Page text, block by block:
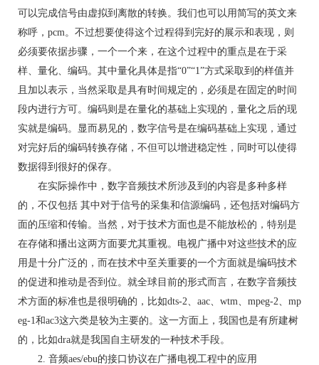
可以完成信号由虚拟到离散的转换。我们也可以用简写的英文来
称呼，pcm。不过想要使得这个过程得到完好的展示和表现，则
必须要依据步骤，一个一个来，在这个过程中的重点是在于采
样、量化、编码。其中量化具体是指“0”“1”方式采取到的样值并
且加以表示，当然采取是具有时间规定的，必须是在固定的时间
段内进行方可。编码则是在量化的基础上实现的，量化之后的现
实就是编码。显而易见的，数字信号是在编码基础上实现，通过
对完好后的编码转换存储，不但可以增进稳定性，同时可以使得
数据得到很好的保存。
在实际操作中，数字音频技术所涉及到的内容是多种多样
的，不仅包括 其中对于信号的采集和信源编码，还包括对编码方
面的压缩和传输。当然，对于技术方面也是不能放松的，特别是
在存储和播出这两方面要尤其重视。电视广播中对这些技术的应
用是十分广泛的，而在技术中至关重要的一个方面就是编码技术
的促进和推动是否到位。就全球目前的形式而言，在数字音频技
术方面的标准也是很明确的，比如dts-2、aac、wtm、mpeg-2、mp
eg-1和ac3这六类是较为主要的。这一方面上，我国也是有所建树
的，比如dra就是我国自主研发的一种技术手段。
2. 音频aes/ebu的接口协议在广播电视工程中的应用